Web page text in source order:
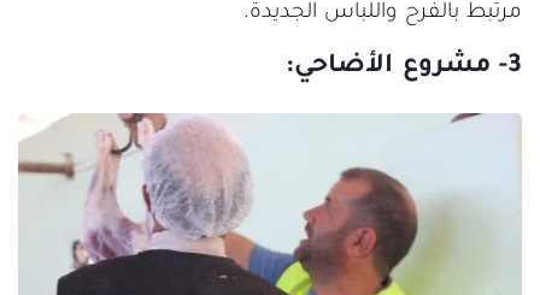
مرتبط بالفرح واللباس الجديدة.
3- مشروع الأضاحي: